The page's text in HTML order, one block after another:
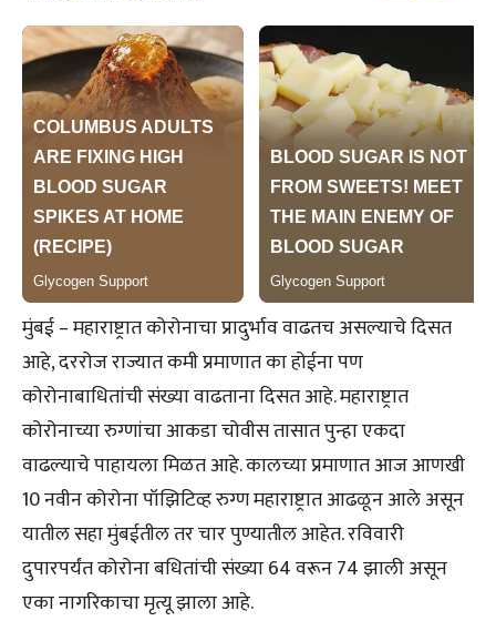
मुंबई – महाराष्ट्रात कोरोनाचा प्रादुर्भाव वाढतच असल्याचे दिसत
आहे, दररोज राज्यात कमी प्रमाणात का होईना पण
कोरोनाबाधितांची संख्या वाढताना दिसत आहे. महाराष्ट्रात
कोरोनाच्या रुग्णांचा आकडा चोवीस तासात पुन्हा एकदा
वाढल्याचे पाहायला मिळत आहे. कालच्या प्रमाणात आज आणखी
10 नवीन कोरोना पॉझिटिव्ह रुग्ण महाराष्ट्रात आढळून आले असून
यातील सहा मुंबईतील तर चार पुण्यातील आहेत. रविवारी
दुपारपर्यंत कोरोना बधितांची संख्या 64 वरून 74 झाली असून
एका नागरिकाचा मृत्यू झाला आहे.